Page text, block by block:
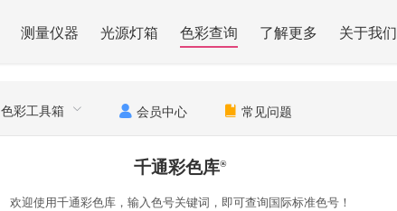
测量仪器 光源灯箱 色彩查询 了解更多 关于我们
色彩工具箱 会员中心 常见问题
千通彩色库®
欢迎使用千通彩色库，输入色号关键词，即可查询国际标准色号！